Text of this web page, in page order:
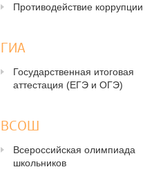
Противодействие коррупции
ГИА
Государственная итоговая
аттестация (ЕГЭ и ОГЭ)
ВСОШ
Всероссийская олимпиада
школьников